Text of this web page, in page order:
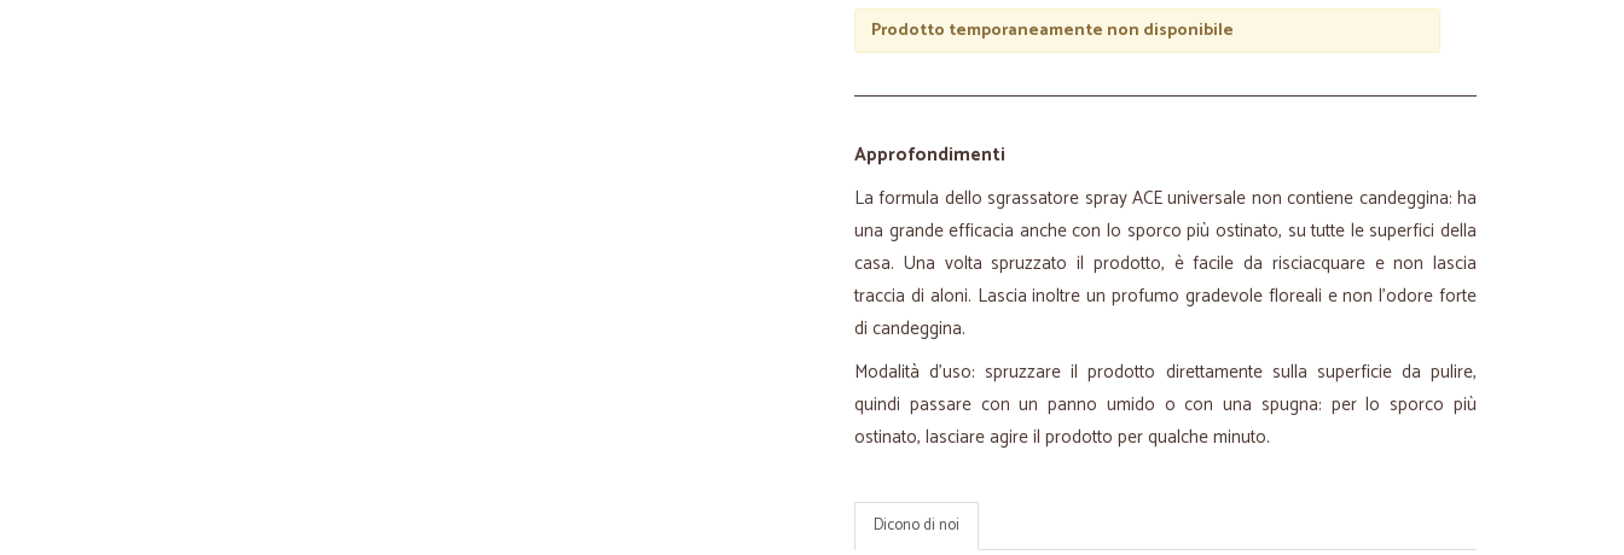
Prodotto temporaneamente non disponibile
Approfondimenti
La formula dello sgrassatore spray ACE universale non contiene candeggina: ha
una grande efficacia anche con lo sporco più ostinato, su tutte le superfici della
casa. Una volta spruzzato il prodotto, è facile da risciacquare e non lascia
traccia di aloni. Lascia inoltre un profumo gradevole floreali e non l'odore forte
di candeggina.
Modalità d'uso: spruzzare il prodotto direttamente sulla superficie da pulire,
quindi passare con un panno umido o con una spugna: per lo sporco più
ostinato, lasciare agire il prodotto per qualche minuto.
Dicono di noi